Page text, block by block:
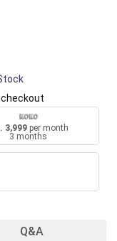
3,999per month
3 months
Q&A